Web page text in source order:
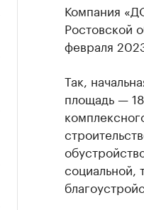
Компания
Ростовской
февраля
Так,
площадь —
социальной,